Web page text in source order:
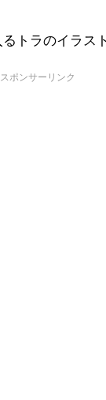
トラのイラスト
スポンサーリンク